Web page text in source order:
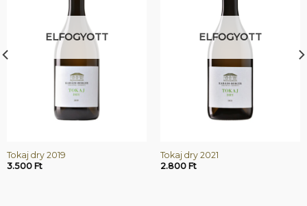
ELFOGYOTT
Tokaj dry 2019
3.500 Ft
ELFOGYOTT
Tokaj dry 2021
2.800 Ft